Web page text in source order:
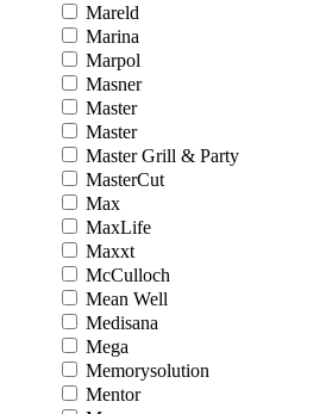
Mareld
Marina
Marpol
Masner
Master
Master
Master Grill & Party
MasterCut
Max
MaxLife
Maxxt
McCulloch
Mean Well
Medisana
Mega
Memorysolution
Mentor